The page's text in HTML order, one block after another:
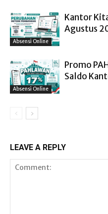
Absensi Online
Kantor
Agustus
Absensi Online
Promo
Saldo
LEAVE A REPLY